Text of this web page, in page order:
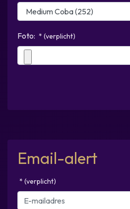
Foto: * (verplicht)
Email-alert
* (verplicht)